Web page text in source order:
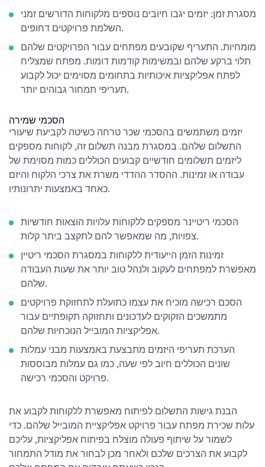
מסגרת זמן: יזמים יגבו חיובים נוספים מלקוחות הדורשים זמני
השלמת פרויקטים דחופים.
מומחיות. התעריף שקובעים מפתחים עבור הפרויקטים שלהם
תלוי ברקע שלהם ובמשימות קודמות דומות. מפתח שמצליח
לפתח אפליקציות איכותיות בתחומים מסוימים יכול לקבוע
תעריפי תמחור גבוהים יותר.
הסכמי שמירה
יזמים משתמשים בהסכמי שכר טרחה כשיטה לקביעת שיעורי
התשלום שלהם. במסגרת מבנה תשלום זה, לקוחות מספקים
ליזמים תשלומים חודשיים קבועים הכוללים כמות מסוימת של
עבודה או זמינות. ההסדר ההדדי משרת את צרכי הלקוח והיזם
כאחד באמצעות יתרונותיו.
הסכמי ריטיינר מספקים ללקוחות עלויות הוצאות חודשיות
צפויות, מה שמאפשר להם לתקצב ביתר קלות.
זמינות הזמן הייעודית ללקוחות במסגרת הסכמי ריטיין
מאפשרת למפתחים לעקוב ולנהל טוב יותר את שעות העבודה
שלהם.
הסכם רכישה מוכיח את עצמו כתועלת לתחזוקת פרויקטים
מתמשכים הזקוקים לעדכונים ותחזוקה תקופתיים עבור
אפליקציות המובייל הנוכחיות שלהם.
הערכת תעריפי היזמים מתבצעת באמצעות מבני עמלות
שונים הכוללים חיוב לפי שעה, כמו גם עמלות מבוססות
פרויקט והסכמי רכישה.
הבנת גישות התשלום לפיתוח מאפשרת ללקוחות לקבוע את
עלות שכירת מפתח עבור פרויקט אפליקציית המובייל שלהם. כדי
לשמור על שיתוף פעולה מוצלח בפיתוח אפליקציות, עליכם
לקבוע את הצרכים שלכם ולאחר מכן לבחור את מודל התמחור